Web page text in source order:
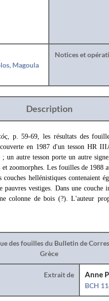
Magoula
Notices et
Description
, p. 59-69, les résultats des
en 1987 d'un tesson HR
un autre tesson porte un autre
zoomorphes. Les fouilles de 1988
hellénistiques contenaient
pauvres vestiges. Dans une
colonne de bois (?). L'auteur
des fouilles du Bulletin de
Grèce
Extrait de
Anne
BCH